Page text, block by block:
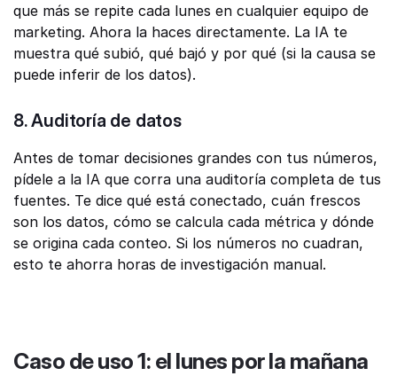
que más se repite cada lunes en cualquier equipo de
marketing. Ahora la haces directamente. La IA te
muestra qué subió, qué bajó y por qué (si la causa se
puede inferir de los datos).
8. Auditoría de datos
Antes de tomar decisiones grandes con tus números,
pídele a la IA que corra una auditoría completa de tus
fuentes. Te dice qué está conectado, cuán frescos
son los datos, cómo se calcula cada métrica y dónde
se origina cada conteo. Si los números no cuadran,
esto te ahorra horas de investigación manual.
Caso de uso 1: el lunes por la mañana